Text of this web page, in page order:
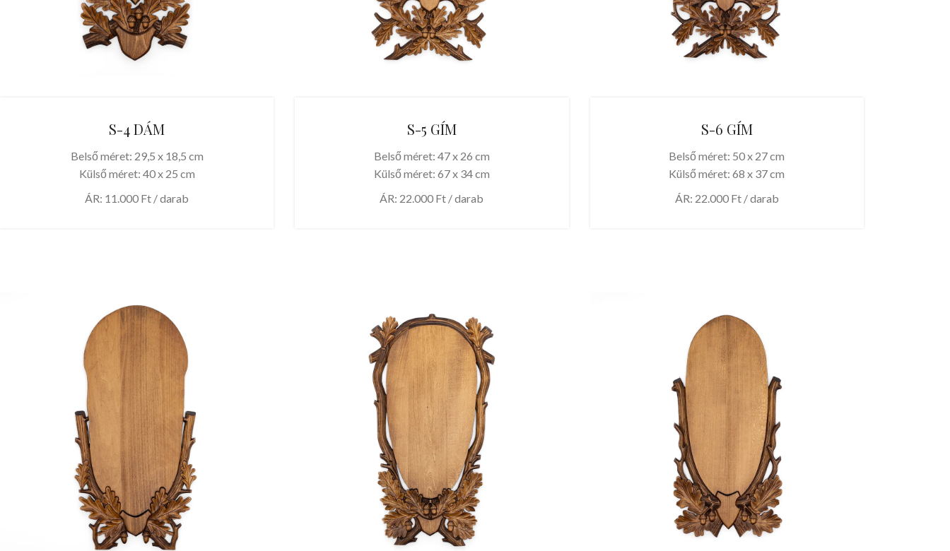
S-4 DÁM
Belső méret: 29,5 x 18,5 cm
Külső méret: 40 x 25 cm
ÁR: 11.000 Ft / darab
S-5 GÍM
Belső méret: 47 x 26 cm
Külső méret: 67 x 34 cm
ÁR: 22.000 Ft / darab
S-6 GÍM
Belső méret: 50 x 27 cm
Külső méret: 68 x 37 cm
ÁR: 22.000 Ft / darab